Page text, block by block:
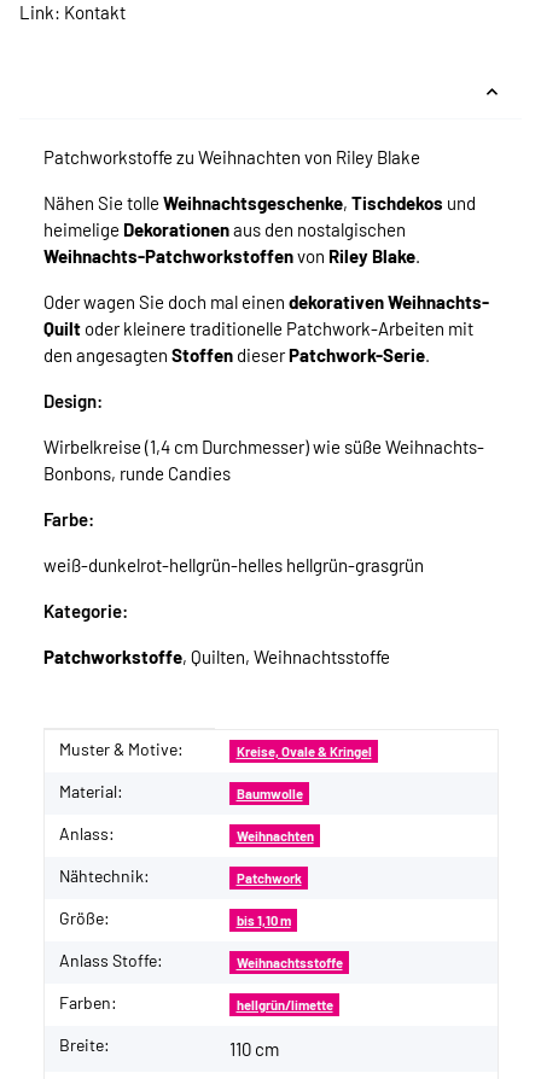
Link: Kontakt
Patchworkstoffe zu Weihnachten von Riley Blake
Nähen Sie tolle Weihnachtsgeschenke, Tischdekos und
heimelige Dekorationenaus den nostalgischen
Weihnachts-Patchworkstoffenvon Riley Blake.
Oder wagen Sie doch mal einen dekorativen Weihnachts-
Quilt oder kleinere traditionelle Patchwork-Arbeiten mit
den angesagten Stoffen dieserPatchwork-Serie.
Design:
Wirbelkreise (1,4 cm Durchmesser) wie süße Weihnachts-
Bonbons, runde Candies
Farbe:
weiß-dunkelrot-hellgrün-helles hellgrün-grasgrün
Kategorie:
Patchworkstoffe, Quilten, Weihnachtsstoffe
Produkteigenschaft
Wert
Muster & Motive: Kreise, Ovale & Kringel
Material: Baumwolle
Anlass: Weihnachten
Nähtechnik: Patchwork
Größe: bis 1,10 m
Anlass Stoffe: Weihnachtsstoffe
Farben: hellgrün/limette
Breite: 110 cm